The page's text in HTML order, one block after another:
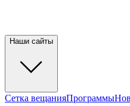
Наши сайты
Сетка вещанияПрограммы